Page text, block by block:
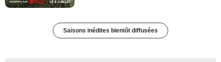
Saisons inédites bientôt diffusées